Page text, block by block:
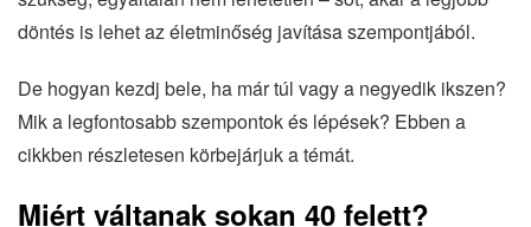
döntés is lehet az életminőség javítása szempontjából.
De hogyan kezdj bele, ha már túl vagy a negyedik ikszen?
Mik a legfontosabb szempontok és lépések? Ebben a
cikkben részletesen körbejárjuk a témát.
Miért váltanak sokan 40 felett?